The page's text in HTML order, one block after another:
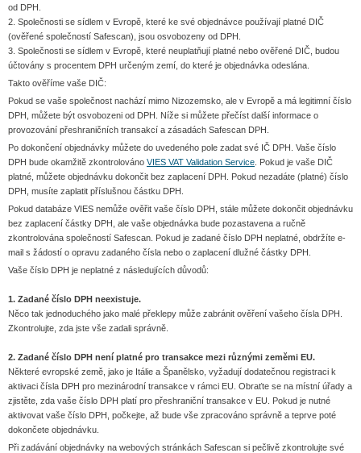
od DPH.
2. Společnosti se sídlem v Evropě, které ke své objednávce používají platné DIČ
(ověřené společností Safescan), jsou osvobozeny od DPH.
3. Společnosti se sídlem v Evropě, které neuplatňují platné nebo ověřené DIČ, budou
účtovány s procentem DPH určeným zemí, do které je objednávka odeslána.
Takto ověříme vaše DIČ:
Pokud se vaše společnost nachází mimo Nizozemsko, ale v Evropě a má legitimní číslo
DPH, můžete být osvobozeni od DPH. Níže si můžete přečíst další informace o
provozování přeshraničních transakcí a zásadách Safescan DPH.
Po dokončení objednávky můžete do uvedeného pole zadat své IČ DPH. Vaše číslo
DPH bude okamžitě zkontrolováno VIES VAT Validation Service . Pokud je vaše DIČ
platné, můžete objednávku dokončit bez zaplacení DPH. Pokud nezadáte (platné) číslo
DPH, musíte zaplatit příslušnou částku DPH.
Pokud databáze VIES nemůže ověřit vaše číslo DPH, stále můžete dokončit objednávku
bez zaplacení částky DPH, ale vaše objednávka bude pozastavena a ručně
zkontrolována společností Safescan. Pokud je zadané číslo DPH neplatné, obdržíte e-
mail s žádostí o opravu zadaného čísla nebo o zaplacení dlužné částky DPH.
Vaše číslo DPH je neplatné z následujících důvodů:
1. Zadané číslo DPH neexistuje.
Něco tak jednoduchého jako malé překlepy může zabránit ověření vašeho čísla DPH.
Zkontrolujte, zda jste vše zadali správně.
2. Zadané číslo DPH není platné pro transakce mezi různými zeměmi EU.
Některé evropské země, jako je Itálie a Španělsko, vyžadují dodatečnou registraci k
aktivaci čísla DPH pro mezinárodní transakce v rámci EU. Obraťte se na místní úřady a
zjistěte, zda vaše číslo DPH platí pro přeshraniční transakce v EU. Pokud je nutné
aktivovat vaše číslo DPH, počkejte, až bude vše zpracováno správně a teprve poté
dokončete objednávku.
Při zadávání objednávky na webových stránkách Safescan si pečlivě zkontrolujte své